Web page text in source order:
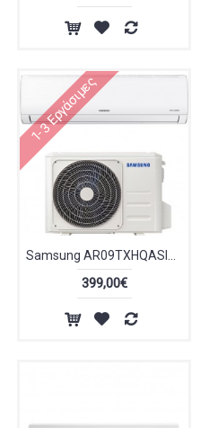
1-3 Εργάσιμες
399,00€